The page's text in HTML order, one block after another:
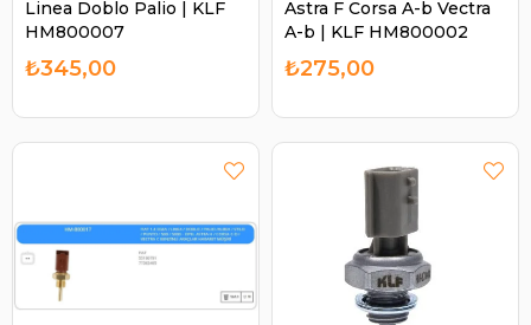
Linea Doblo Palio | KLF
HM800007
₺345,00
Astra F Corsa A-b Vectra
A-b | KLF HM800002
₺275,00